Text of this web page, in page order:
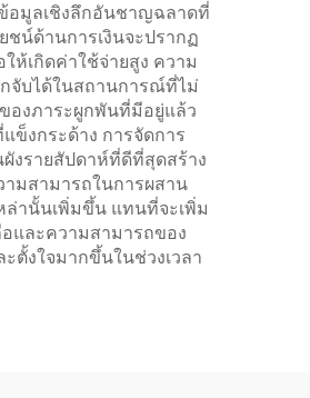
อมูลเชิงลึกอันชาญฉลาดที่
น์ด้านการเงินจะปรากฏ
ห้เกิดค่าใช้จ่ายสูง ความ
จับได้ในสถานการณ์ที่ไม่
องภาระผูกพันที่มีอยู่แล้ว
ข็งกระด้าง การจัดการ
งรายสัปดาห์ที่ดีที่สุดสร้าง
ามสามารถในการผสาน
านั้นเพิ่มขึ้น แทนที่จะเพิ่ม
และความสามารถของ
ตั้งใจมากขึ้นในช่วงเวลา